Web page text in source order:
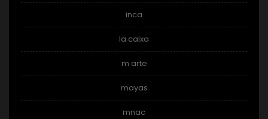
inca
la caixa
m arte
mayas
mnac